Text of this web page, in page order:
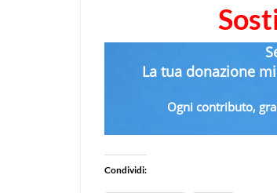
La tua donazione
Ogni contributo,
Condividi: